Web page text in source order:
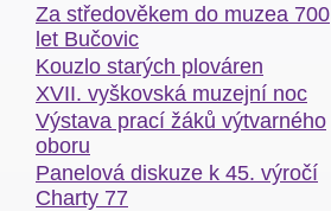
Za středověkem do muzea 700
let Bučovic
Kouzlo starých plováren
XVII. vyškovská muzejní noc
Výstava prací žáků výtvarného
oboru
Panelová diskuze k 45. výročí
Charty 77